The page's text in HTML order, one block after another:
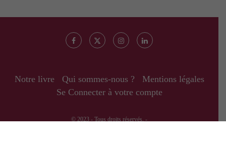
Notre livre Qui sommes-nous ?
Mentions légales
Se Connecter à votre compte
© 2023 - Tous droits réservés. -